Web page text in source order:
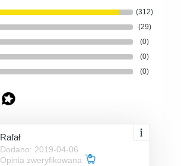
(312)
(29)
(0)
(0)
(0)
Rafał
Dodano: 2019-04-06
Opinia zweryfikowana